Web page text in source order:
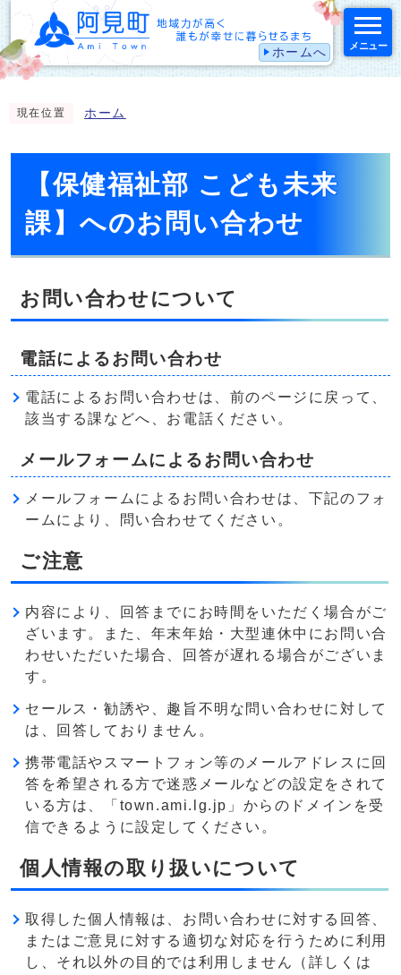
ホームへ メニュー
現在位置 ホーム
【保健福祉部 こども未来
課】へのお問い合わせ
お問い合わせについて
電話によるお問い合わせ
電話によるお問い合わせは、前のページに戻って、
該当する課などへ、お電話ください。
メールフォームによるお問い合わせ
メールフォームによるお問い合わせは、下記のフォ
ームにより、問い合わせてください。
ご注意
内容により、回答までにお時間をいただく場合がご
ざいます。また、年末年始・大型連休中にお問い合
わせいただいた場合、回答が遅れる場合がございま
す。
セールス・勧誘や、趣旨不明な問い合わせに対して
は、回答しておりません。
携帯電話やスマートフォン等のメールアドレスに回
答を希望される方で迷惑メールなどの設定をされて
いる方は、「town.ami.lg.jp」からのドメインを受
信できるように設定してください。
個人情報の取り扱いについて
取得した個人情報は、お問い合わせに対する回答、
またはご意見に対する適切な対応を行うために利用
し、それ以外の目的では利用しません（詳しくは